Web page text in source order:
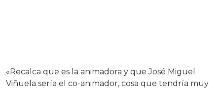
«Recalca que es la animadora y que José Miguel
Viñuela sería el co-animador, cosa que tendría muy